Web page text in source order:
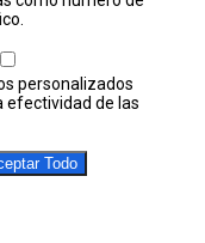
personalizados
efectividad de las
Todo